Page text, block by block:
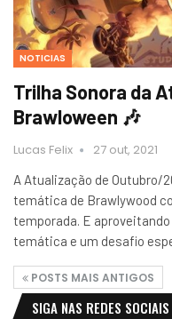
NOTICIAS
Trilha Sonora da
Brawloween 🎶
Lucas Felix 27 out, 2021
A Atualização de Outubro/
temática de Brawlywood
temporada. E
temática e um desafio
POSTS MAIS ANTIGOS
SIGA NAS REDES SOCIAIS